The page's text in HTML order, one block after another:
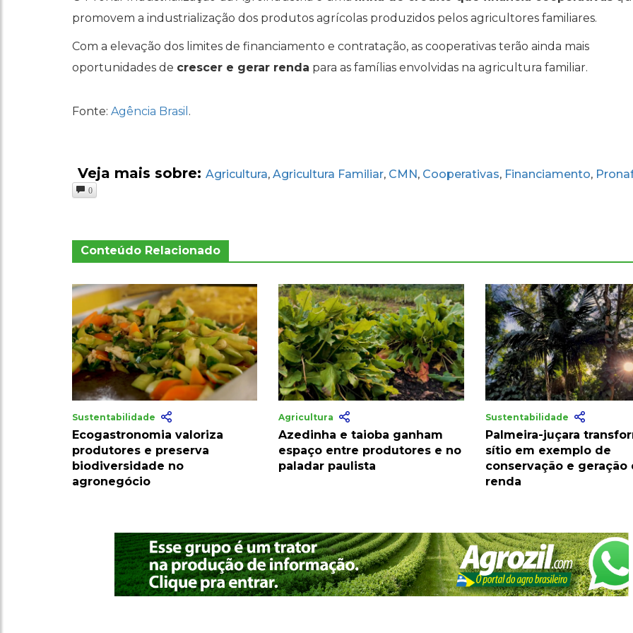
promovem a industrialização dos produtos agrícolas produzidos pelos agricultores familiares.
Com a elevação dos limites de financiamento e contratação, as cooperativas terão ainda mais
oportunidades de crescer e gerar renda para as famílias envolvidas na agricultura familiar.
Fonte: Agência Brasil .
Veja mais sobre: Agricultura, Agricultura Familiar, CMN, Cooperativas, Financiamento,
0
Conteúdo Relacionado
Sustentabilidade
Ecogastronomia valoriza
produtores e preserva
biodiversidade no
agronegócio
Agricultura
Azedinha e taioba ganham
espaço entre produtores e no
paladar paulista
Sustentabilidade
Palmeira-juçara
sítio em exemplo de
conservação e geração
renda